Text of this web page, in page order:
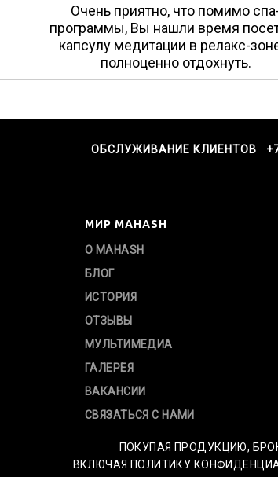
Очень приятно, что помимо
программы, Вы нашли время
капсулу медитации в релакс-
полноценно отдохнуть.
ОБСЛУЖИВАНИЕ КЛИЕНТОВ +7
МИР MAHASH
О MAHASH
БЛОГ
ИСТОРИЯ
ОТЗЫВЫ
МУЛЬТИМЕДИА
ГАЛЕРЕЯ
ВАКАНСИИ
СВЯЗАТЬСЯ С НАМИ
ПОКУПАЯ ПРОДУКЦИЮ,
ВКЛЮЧАЯ ПОЛИТИКУ